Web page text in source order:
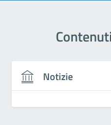
Notizie